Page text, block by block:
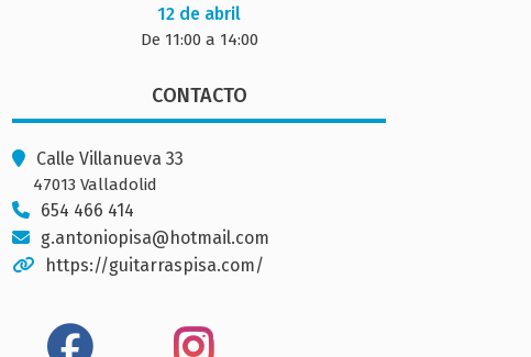
12 de abril
De 11:00 a 14:00
CONTACTO
Calle Villanueva 33
47013 Valladolid
654 466 414
g.antoniopisa@hotmail.com
https://guitarraspisa.com/